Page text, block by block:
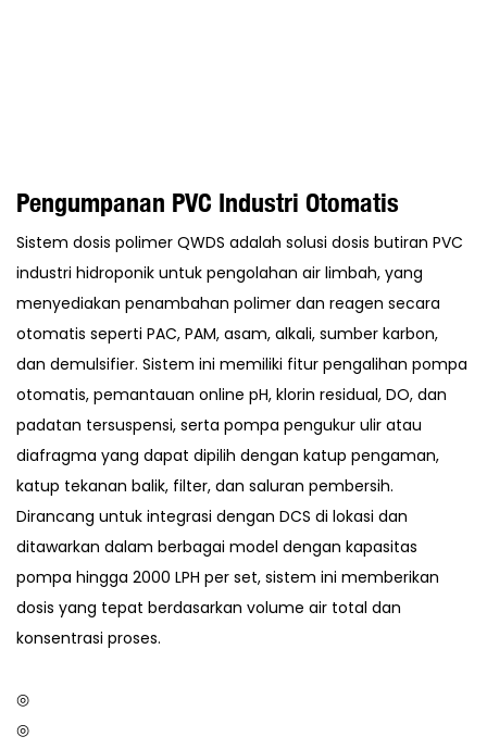
Pengumpanan PVC Industri Otomatis
Sistem dosis polimer QWDS adalah solusi dosis butiran PVC
industri hidroponik untuk pengolahan air limbah, yang
menyediakan penambahan polimer dan reagen secara
otomatis seperti PAC, PAM, asam, alkali, sumber karbon,
dan demulsifier. Sistem ini memiliki fitur pengalihan pompa
otomatis, pemantauan online pH, klorin residual, DO, dan
padatan tersuspensi, serta pompa pengukur ulir atau
diafragma yang dapat dipilih dengan katup pengaman,
katup tekanan balik, filter, dan saluran pembersih.
Dirancang untuk integrasi dengan DCS di lokasi dan
ditawarkan dalam berbagai model dengan kapasitas
pompa hingga 2000 LPH per set, sistem ini memberikan
dosis yang tepat berdasarkan volume air total dan
konsentrasi proses.
◎
◎